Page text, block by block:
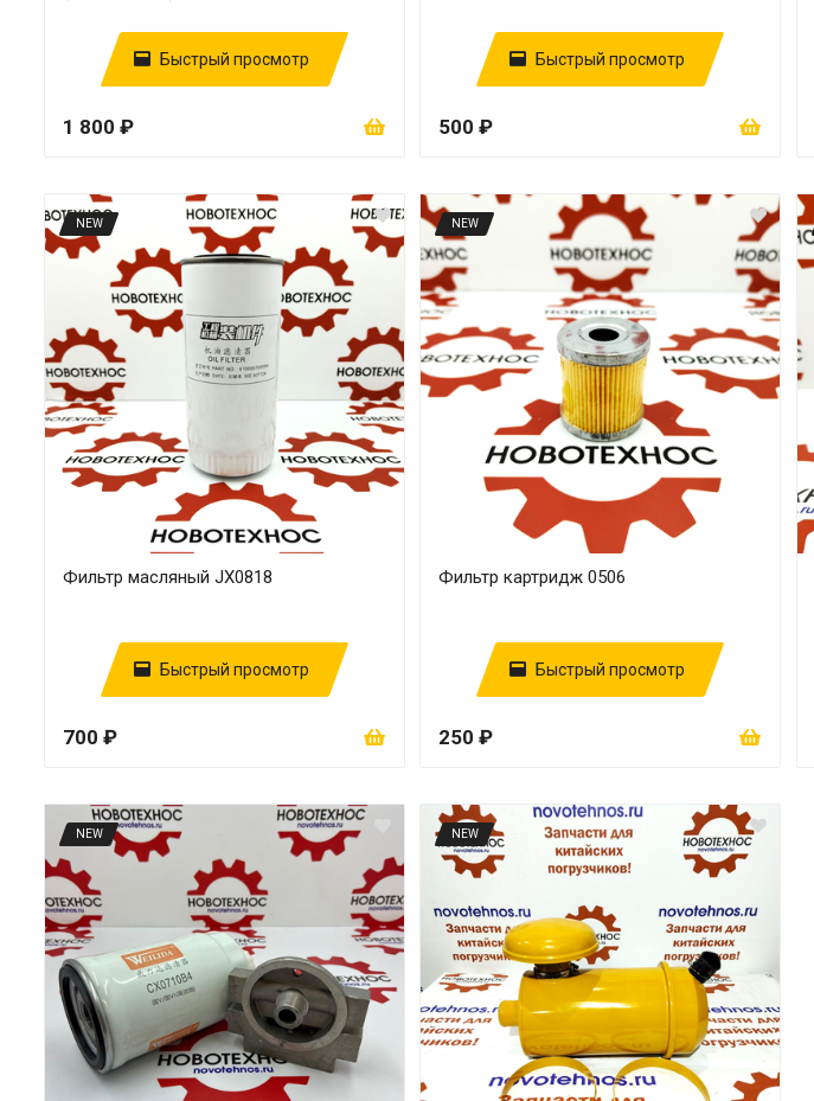
Быстрый просмотр
1 800 ₽
Быстрый просмотр
500 ₽
NEW
Фильтр масляный JX0818
Быстрый просмотр
700 ₽
NEW
Фильтр картридж 0506
Быстрый просмотр
250 ₽
NEW NEW